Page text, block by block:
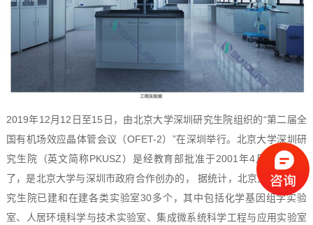
2019年12月12日至15日，由北京大学深圳研究生院组织的“第二届全
国有机场效应晶体管会议（OFET-2）”在深圳举行。北京大学深圳研
究生院（英文简称PKUSZ）是经教育部批准于2001年4月批准成立
了，是北京大学与深圳市政府合作创办的， 据统计，北京大学深圳研
究生院已建和在建各类实验室30多个，其中包括化学基因组学实验
室、人居环境科学与技术实验室、集成微系统科学工程与应用实验室